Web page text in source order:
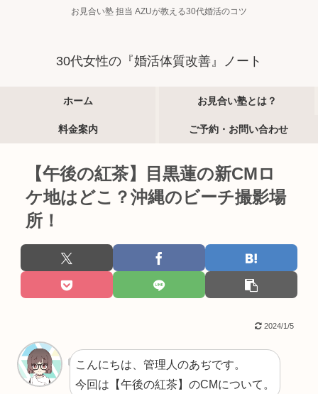
お見合い塾 担当 AZUが教える30代婚活のコツ
30代女性の『婚活体質改善』ノート
ホーム お見合い塾とは？
料金案内 ご予約・お問い合わせ
【午後の紅茶】目黒蓮の新CMロ
ケ地はどこ？沖縄のビーチ撮影場
所！
2024/1/5
こんにちは、管理人のあぢです。
今回は【午後の紅茶】のCMについて。